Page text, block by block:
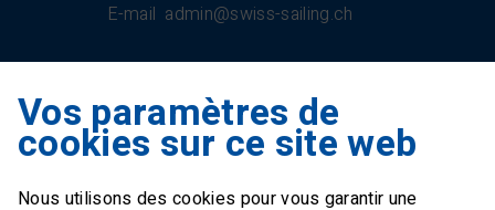
E-mail admin@swiss-sailing.ch
Swiss Sailing Team
Industriestrasse 51
E-mail office@swiss-sailing-
Vos paramètres de
cookies sur ce site web
Nous utilisons des cookies pour vous garantir une